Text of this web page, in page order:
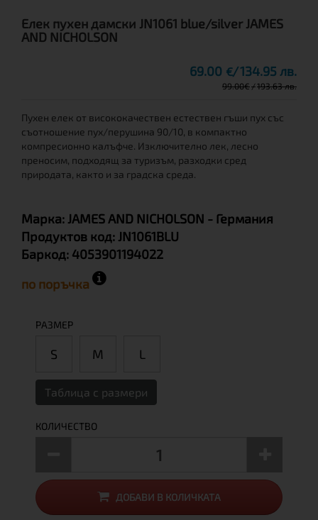
Елек пухен дамски JN1061 blue/silver JAMES
AND NICHOLSON
69.00 € 134.95 лв.
99.00€ 193.63 лв.
Пухен елек от висококачествен естествен гъши пух със
съотношение пух/перушина 90/10, в компактно
компресионно калъфче. Изключително лек, лесно
преносим, подходящ за туризъм, разходки сред
природата, както и за градска среда.
Марка: JAMES AND NICHOLSON - Германия
Продуктов код: JN1061BLU
Баркод: 4053901194022
по поръчка
РАЗМЕР
S М L
Таблица с размери
КОЛИЧЕСТВО
ДОБАВИ В КОЛИЧКАТА